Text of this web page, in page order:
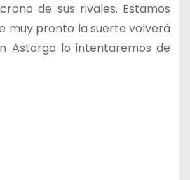
de sus rivales. Estamos
muy pronto la suerte volverá
Astorga lo intentaremos de